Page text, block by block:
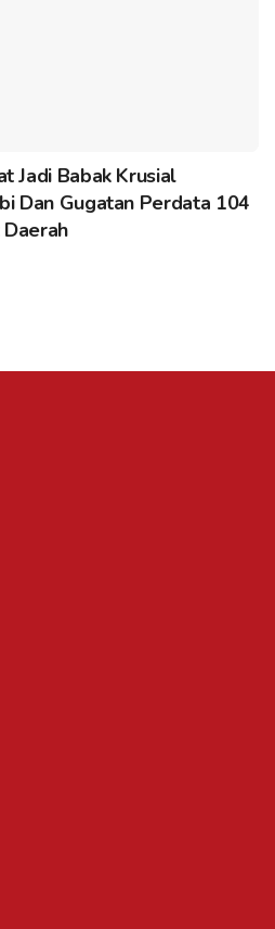
Jadi Babak Krusial
Dan Gugatan Perdata 104